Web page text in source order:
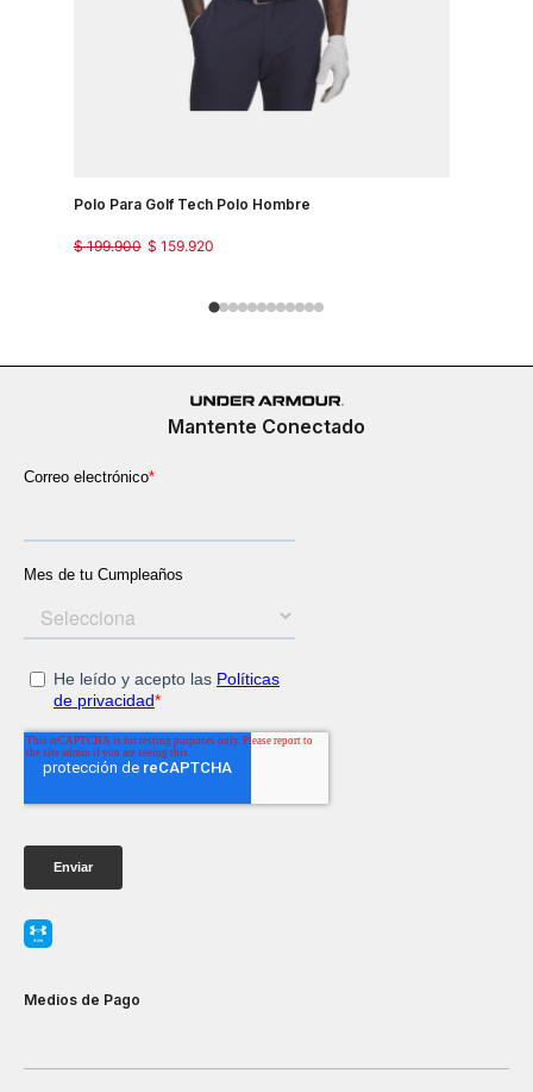
Polo Para Golf Tech Polo Hombre
$ 159.920
$ 199.900
Mantente Conectado
Medios de Pago